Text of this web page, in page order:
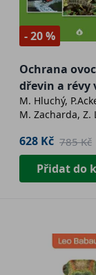
- 20 %
Ochrana
dřevin a révy
ekologické
M. Hluchý,
M. Zacharda, Z.
G.Vaněk
628 Kč 785 Kč
Přidat do